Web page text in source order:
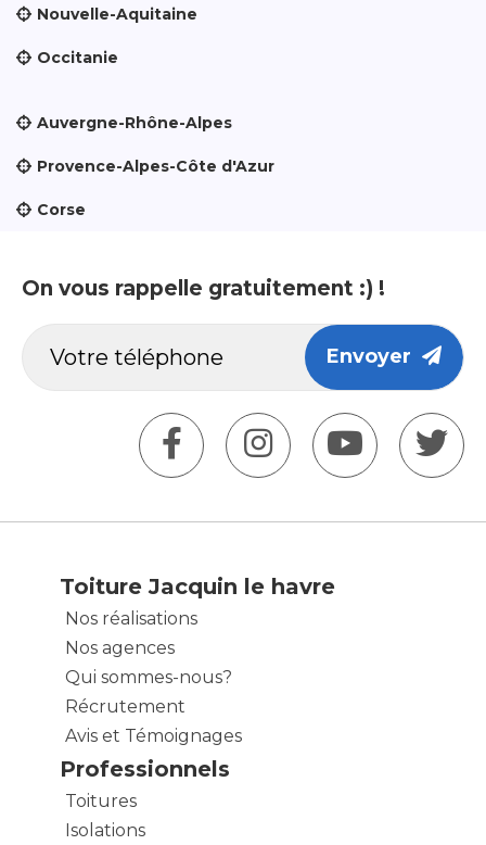
Nouvelle-Aquitaine
Occitanie
Auvergne-Rhône-Alpes
Provence-Alpes-Côte d'Azur
Corse
On vous rappelle gratuitement :) !
Envoyer
Toiture Jacquin le havre
Nos réalisations
Nos agences
Qui sommes-nous?
Récrutement
Avis et Témoignages
Professionnels
Toitures
Isolations